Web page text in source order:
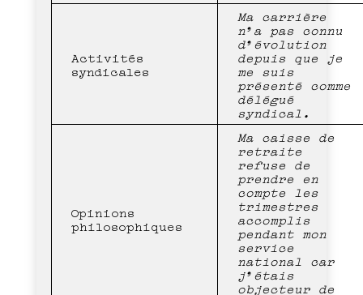
Activités
syndicales
Ma carrière
n’a pas connu
d’évolution
depuis que je
me suis
présenté comme
délégué
syndical.
Opinions
philosophiques
Ma caisse de
retraite
refuse de
prendre en
compte les
trimestres
accomplis
pendant mon
service
national car
j’étais
objecteur de